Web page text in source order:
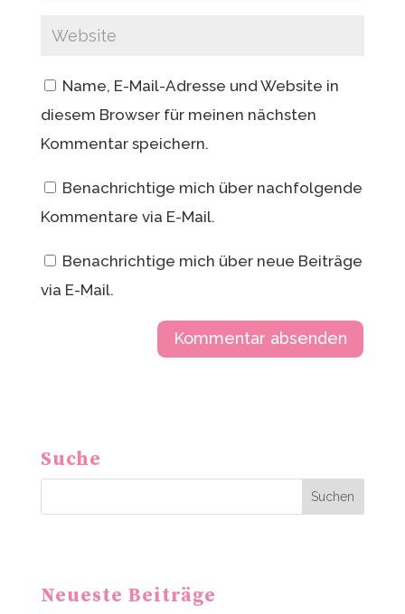
Name, E-Mail-Adresse und Website in
diesem Browser für meinen nächsten
Kommentar speichern.
Benachrichtige mich über nachfolgende
Kommentare via E-Mail.
Benachrichtige mich über neue Beiträge
via E-Mail.
e
n
i
Suche
Suchen
Neueste Beiträge